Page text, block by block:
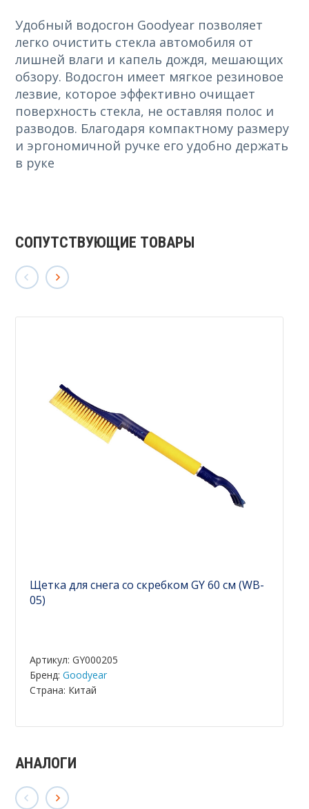
Удобный водосгон Goodyear позволяет
легко очистить стекла автомобиля от
лишней влаги и капель дождя, мешающих
обзору. Водосгон имеет мягкое резиновое
лезвие, которое эффективно очищает
поверхность стекла, не оставляя полос и
разводов. Благодаря компактному размеру
и эргономичной ручке его удобно держать
в руке
СОПУТСТВУЮЩИЕ ТОВАРЫ
Щетка для снега со скребком GY 60 см (WB-
05)
Артикул: GY000205
Бренд:Goodyear
Страна: Китай
АНАЛОГИ